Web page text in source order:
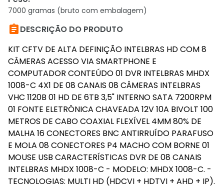
7000 gramas (bruto com embalagem)
DESCRIÇÃO DO PRODUTO
KIT CFTV DE ALTA DEFINIÇÃO INTELBRAS HD COM 8
CÂMERAS ACESSO VIA SMARTPHONE E
COMPUTADOR CONTEÚDO 01 DVR INTELBRAS MHDX
1008-C 4X1 DE 08 CANAIS 08 CÂMERAS INTELBRAS
VHC 1120B 01 HD DE 6TB 3,5" INTERNO SATA 7200RPM
01 FONTE ELETRÔNICA CHAVEADA 12V 10A BIVOLT 100
METROS DE CABO COAXIAL FLEXÍVEL 4MM 80% DE
MALHA 16 CONECTORES BNC ANTIRRUÍDO PARAFUSO
E MOLA 08 CONECTORES P4 MACHO COM BORNE 01
MOUSE USB CARACTERÍSTICAS DVR DE 08 CANAIS
INTELBRAS MHDX 1008-C - MODELO: MHDX 1008-C. -
TECNOLOGIAS: MULTI HD (HDCVI + HDTVI + AHD + IP).